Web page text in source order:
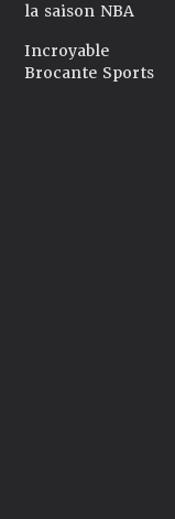
la saison NBA
Incroyable
Brocante Sports